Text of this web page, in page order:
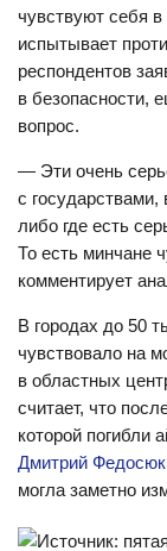
чувствуют себя
испытывает
респондентов
в безопасности,
вопрос.
— Эти очень
с
либо где есть
То есть минчане
комментирует
В городах до 50
чувствовало на
в областных
считает, что
которой погибли
Дмитрий Федосюк
могла заметно